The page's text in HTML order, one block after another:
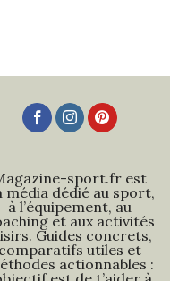
sport.fr est
média dédié au sport,
à l’équipement, au
et aux activités
Guides concrets,
comparatifs utiles et
actionnables :